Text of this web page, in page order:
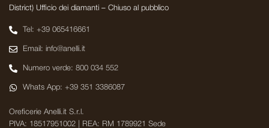
District) Ufficio dei diamanti – Chiuso al pubblico
Tel: +39 065416661
Email: info@anelli.it
Numero verde: 800 034 552
Whats App: +39 351 3386087
Oreficerie Anelli.it S.r.l.
PIVA: 18517951002 | REA: RM 1789921 Sede